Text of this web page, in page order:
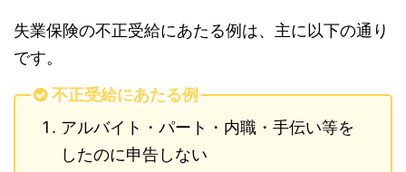
失業保険の不正受給にあたる例は、主に以下の通り
です。
不正受給にあたる例
アルバイト・パート・内職・手伝い等を
したのに申告しない